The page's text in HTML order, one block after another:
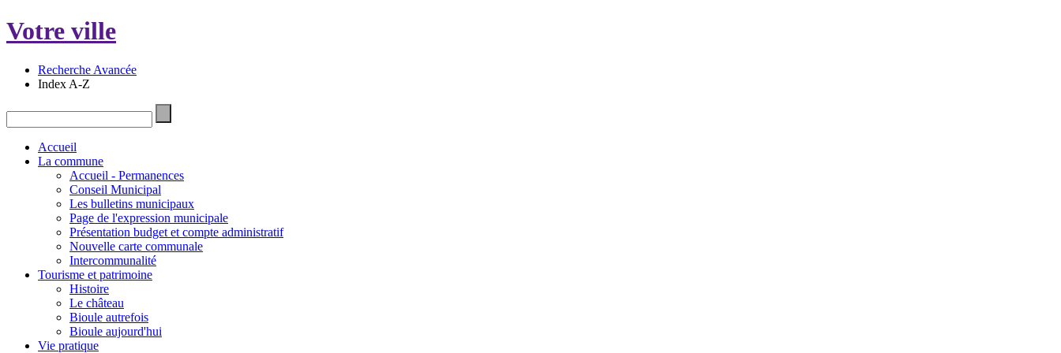
Votre ville
Recherche Avancée
Index A-Z
Accueil
La commune
Accueil - Permanences
Conseil Municipal
Les bulletins municipaux
Page de l'expression municipale
Présentation budget et compte administratif
Nouvelle carte communale
Intercommunalité
Tourisme et patrimoine
Histoire
Le château
Bioule autrefois
Bioule aujourd'hui
Vie pratique